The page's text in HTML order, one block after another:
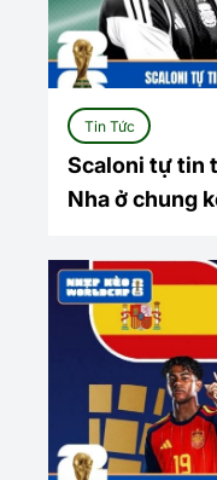
Tin Tức
Scaloni tự tin
Nha ở chung